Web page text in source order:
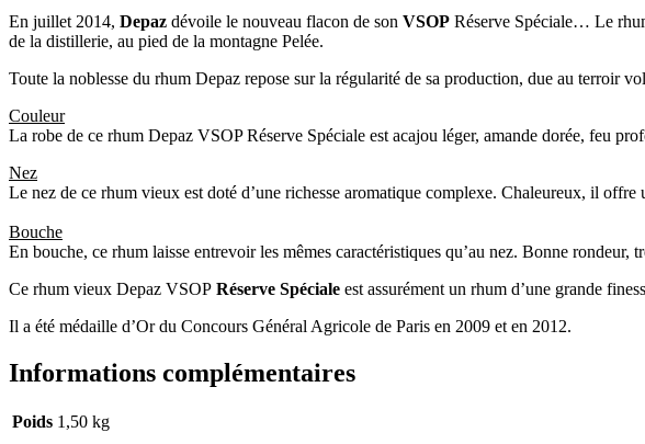
En juillet 2014, Depaz dévoile le nouveau flacon de son VSOP Réserve Spéciale… Le
de la distillerie, au pied de la montagne Pelée.
Toute la noblesse du rhum Depaz repose sur la régularité de sa production, due au terroir
Couleur
La robe de ce rhum Depaz VSOP Réserve Spéciale est acajou léger, amande dorée, feu
Nez
Le nez de ce rhum vieux est doté d’une richesse aromatique complexe. Chaleureux, il
Bouche
En bouche, ce rhum laisse entrevoir les mêmes caractéristiques qu’au nez. Bonne rondeur,
Ce rhum vieux Depaz VSOP Réserve Spéciale est assurément un rhum d’une grande
Il a été médaille d’Or du Concours Général Agricole de Paris en 2009 et en 2012.
Informations complémentaires
Poids 1,50 kg